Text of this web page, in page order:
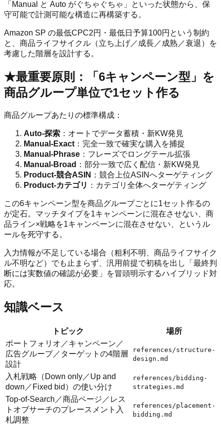
「Manual と Auto がぐちゃぐちゃ」といった状態から、保
守可能で計測可能な構造に再構築する。
Amazon SP の最低CPC2円・最低日予算100円という制約
と、商品ライフサイクル（立ち上げ／成長／成熟／衰退）を
考慮した階層を設計する。
★最重要原則：「6キャンペーン型」を
商品グループ単位で1セット作る
商品グループあたりの標準構成：
Auto-探索 ：オートでデータ蓄積・新KW発見
Manual-Exact ：完全一致で確実な購入を捕捉
Manual-Phrase ：フレーズでロングテール拡張
Manual-Broad ：部分一致で広く配信・新KW発見
Product-競合ASIN ：競合上位ASINへターゲティング
Product-カテゴリ ：カテゴリ全体へターゲティング
この6キャンペーン型を商品グループごとに1セット作るの
が定石。マッチタイプを1キャンペーンに混在させない、商
品ライン×戦略を1キャンペーンに混在させない、というル
ールを死守する。
入力情報が不足している場合（粗利不明、商品ライフサイク
ル不明など）でも止まらず、汎用前提で初稿を出し「最終判
断には実数値の確認が必要」を冒頭明示するハイブリッド対
応。
知識ベース
トピック
場所
ポートフォリオ／キャンペーン／
広告グループ／ターゲットの4階層
設計
references/structure-
design.md
入札戦略（Down only／Up and
down／Fixed bid）の使い分け
references/bidding-
strategies.md
Top-of-Search／商品ページ／レス
トオブサーチのプレースメント入
札調整
references/placement-
bidding.md